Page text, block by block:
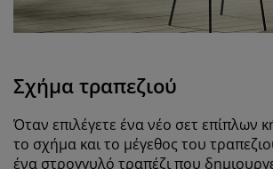
Σχήμα τραπεζιού
Όταν επιλέγετε ένα νέο σετ επίπλων
το σχήμα και το μέγεθος του
ένα στρογγυλό τραπέζι που